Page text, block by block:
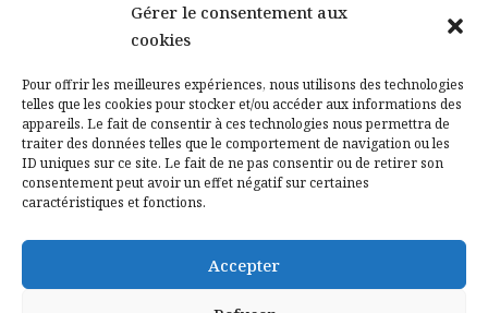
Gérer le consentement aux
cookies
Pour offrir les meilleures expériences, nous utilisons des technologies
telles que les cookies pour stocker et/ou accéder aux informations des
appareils. Le fait de consentir à ces technologies nous permettra de
traiter des données telles que le comportement de navigation ou les
ID uniques sur ce site. Le fait de ne pas consentir ou de retirer son
consentement peut avoir un effet négatif sur certaines
caractéristiques et fonctions.
Accepter
Contactez-nous
Mentions légales
Politique de confidentialité